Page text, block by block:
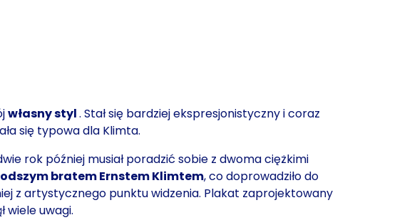
własny styl. Stał się bardziej ekspresjonistyczny i coraz
się typowa dla Klimta.
rok później musiał poradzić sobie z dwoma ciężkimi
bratem Ernstem Klimtem, co doprowadziło do
z artystycznego punktu widzenia. Plakat zaprojektowany
wiele uwagi.